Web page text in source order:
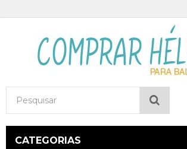
CATEGORIAS